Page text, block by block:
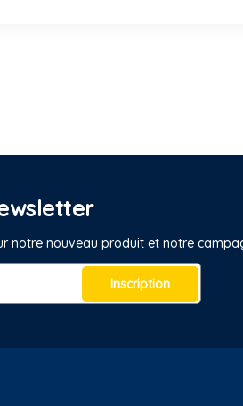
notre nouveau produit et notre
Inscription